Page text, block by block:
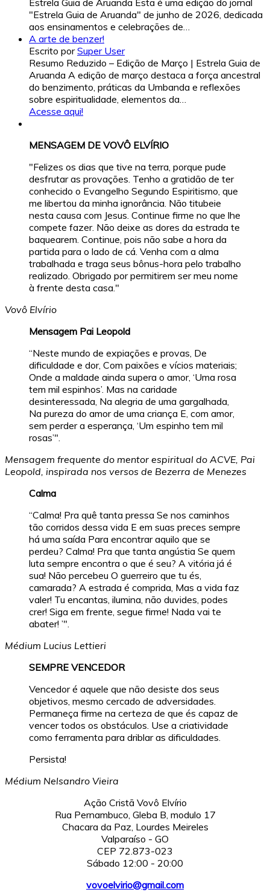
"Estrela Guia de Aruanda" de junho de 2026, dedicada
aos ensinamentos e celebrações de…
A arte de benzer!
Escrito porSuper User
Resumo Reduzido – Edição de Março | Estrela Guia de
Aruanda A edição de março destaca a força ancestral
do benzimento, práticas da Umbanda e reflexões
sobre espiritualidade, elementos da…
Acesse aqui!
MENSAGEM DE VOVÔ ELVÍRIO
"Felizes os dias que tive na terra, porque pude
desfrutar as provações. Tenho a gratidão de ter
conhecido o Evangelho Segundo Espiritismo, que
me libertou da minha ignorância. Não titubeie
nesta causa com Jesus. Continue firme no que lhe
compete fazer. Não deixe as dores da estrada te
baquearem. Continue, pois não sabe a hora da
partida para o lado de cá. Venha com a alma
trabalhada e traga seus bônus-hora pelo trabalho
realizado. Obrigado por permitirem ser meu nome
à frente desta casa."
Vovô Elvírio
Mensagem Pai Leopold
“Neste mundo de expiações e provas, De
dificuldade e dor, Com paixões e vícios materiais;
Onde a maldade ainda supera o amor, ‘Uma rosa
tem mil espinhos’. Mas na caridade
desinteressada, Na alegria de uma gargalhada,
Na pureza do amor de uma criança E, com amor,
sem perder a esperança, ‘Um espinho tem mil
rosas’".
Mensagem frequente do mentor espiritual do ACVE, Pai
Leopold, inspirada nos versos de Bezerra de Menezes
Calma
“Calma! Pra quê tanta pressa Se nos caminhos
tão corridos dessa vida E em suas preces sempre
há uma saída Para encontrar aquilo que se
perdeu? Calma! Pra que tanta angústia Se quem
luta sempre encontra o que é seu? A vitória já é
sua! Não percebeu O guerreiro que tu és,
camarada? A estrada é comprida, Mas a vida faz
valer! Tu encantas, ilumina, não duvides, podes
crer! Siga em frente, segue firme! Nada vai te
abater! ’".
Médium Lucius Lettieri
SEMPRE VENCEDOR
Vencedor é aquele que não desiste dos seus
objetivos, mesmo cercado de adversidades.
Permaneça firme na certeza de que és capaz de
vencer todos os obstáculos. Use a criatividade
como ferramenta para driblar as dificuldades.
Persista!
Médium Nelsandro Vieira
Ação Cristã Vovô Elvírio
Rua Pernambuco, Gleba B, modulo 17
Chacara da Paz, Lourdes Meireles
Valparaíso - GO
CEP 72.873-023
Sábado 12:00 - 20:00
vovoelvirio@gmail.com